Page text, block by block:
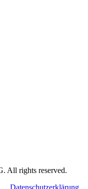
All rights reserved.
Datenschutzerklärung